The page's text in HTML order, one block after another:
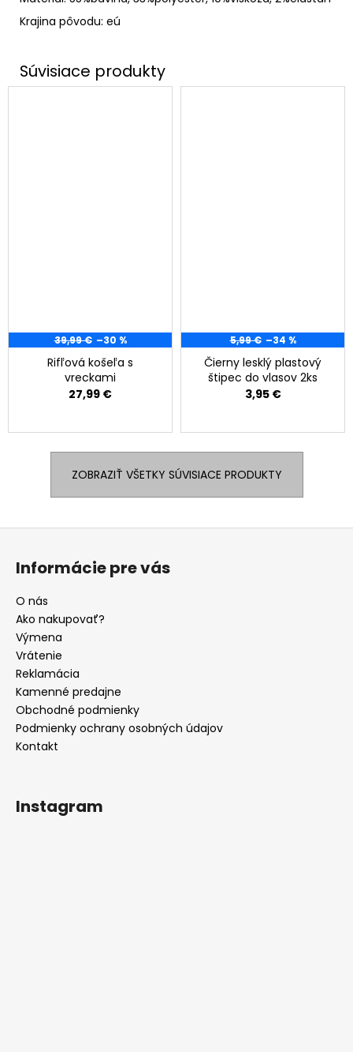
Krajina pôvodu: eú
39,99 € –30 %
Rifľová košeľa s
vreckami
27,99 €
5,99 € –34 %
Čierny lesklý plastový
štipec do vlasov 2ks
3,95 €
ZOBRAZIŤ VŠETKY SÚVISIACE PRODUKTY
Z
Informácie pre vás
O nás
Ako nakupovať?
Výmena
Vrátenie
Reklamácia
Kamenné predajne
Obchodné podmienky
Podmienky ochrany osobných údajov
Kontakt
Instagram